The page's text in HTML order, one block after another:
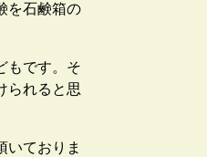
を石鹸箱の
もです。そ
られると思
いておりま